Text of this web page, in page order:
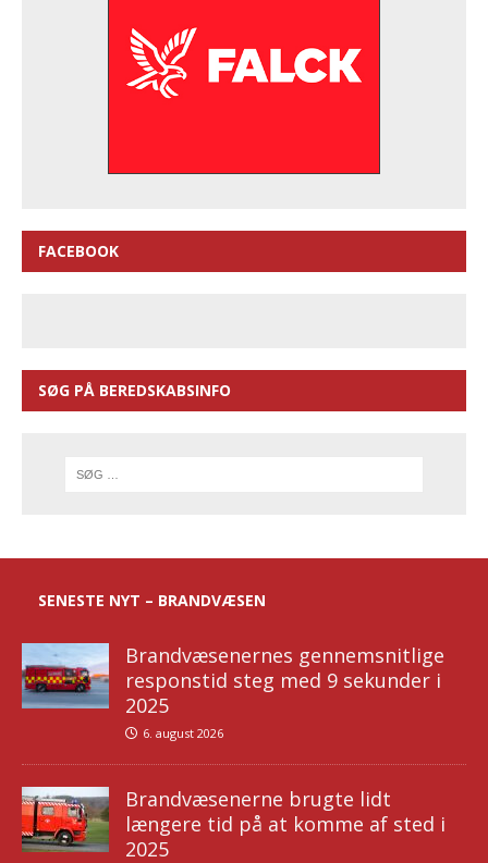
FACEBOOK
SØG PÅ BEREDSKABSINFO
SENESTE NYT – BRANDVÆSEN
Brandvæsenernes gennemsnitlige
responstid steg med 9 sekunder i
2025
6. august 2026
Brandvæsenerne brugte lidt
længere tid på at komme af sted i
2025